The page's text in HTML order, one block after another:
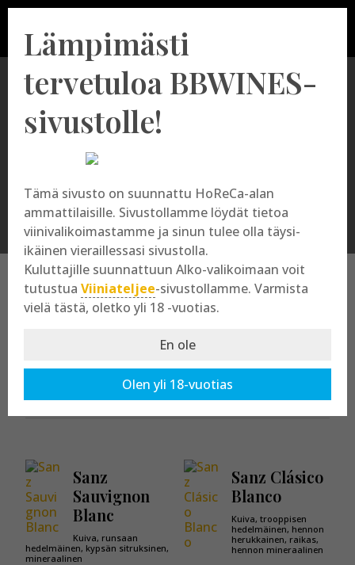
DO Rueda
Kaikki tuotteet osastossa:DO Rueda
Sanz
Sauvignon
Blanc
Kuiva, runsaan
hedelmäinen, kypsän sitruksinen,
mineraalinen
Sanz Clásico
Blanco
Kuiva, trooppisen
hedelmäinen, hennon
herukkainen, raikas,
hennon mineraalinen
Lämpimästi
tervetuloa BBWINES-
sivustolle!
Tämä sivusto on suunnattu HoReCa-alan
ammattilaisille. Sivustollamme löydät tietoa
viinivalikoimastamme ja sinun tulee olla täysi-
ikäinen vieraillessasi sivustolla.
Kuluttajille suunnattuun Alko-valikoimaan voit
tutustua Viiniateljee-sivustollamme. Varmista
vielä tästä, oletko yli 18 -vuotias.
En ole
Olen yli 18-vuotias